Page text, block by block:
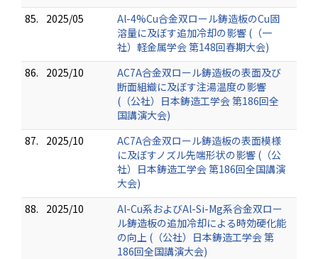
85.
2025/05
Al-4%Cu合金双ロール鋳造板のCu固
溶量に及ぼす追加冷却の影響 (（一
社）軽金属学会 第148回春期大会)
86.
2025/10
AC7A合金双ロール鋳造板の表面及び
断面組織に及ぼす注湯温度の影響
(（公社）日本鋳造工学会 第186回全
国講演大会)
87.
2025/10
AC7A合金双ロール鋳造板の表面模様
に及ぼすノズル先端形状の影響 (（公
社）日本鋳造工学会 第186回全国講演
大会)
88.
2025/10
Al-Cu系およびAl-Si-Mg系合金双ロー
ル鋳造板の追加冷却による時効硬化能
の向上 (（公社）日本鋳造工学会 第
186回全国講演大会)